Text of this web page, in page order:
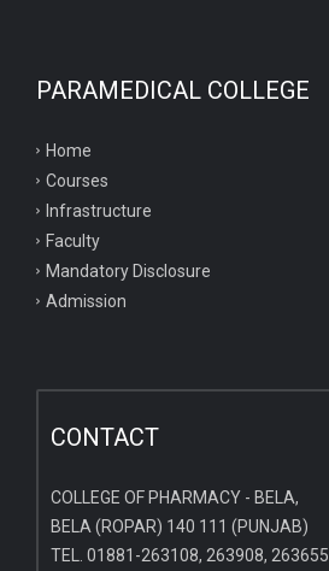
PARAMEDICAL COLLEGE
Home
Courses
Infrastructure
Faculty
Mandatory Disclosure
Admission
CONTACT
COLLEGE OF PHARMACY - BELA,
BELA (ROPAR) 140 111 (PUNJAB)
TEL. 01881-263108, 263908, 263655